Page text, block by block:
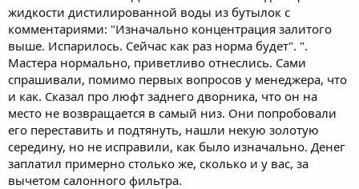
В общем не представляю, что творится в зоне техобслуживания
такого, что организация готова сознательно идти на
нарушение закона. Выполнялось ли обслуживание в полном
объёме - не знаю.
жидкости дистилированной воды из бутылок с
комментариями: "Изначально концентрация залитого
выше. Испарилось. Сейчас как раз норма будет". ".
Мастера нормально, приветливо отнеслись. Сами
спрашивали, помимо первых вопросов у менеджера, что
и как. Сказал про люфт заднего дворника, что он на
место не возвращается в самый низ. Они попробовали
его переставить и подтянуть, нашли некую золотую
середину, но не исправили, как было изначально. Денег
заплатил примерно столько же, сколько и у вас, за
вычетом салонного фильтра.